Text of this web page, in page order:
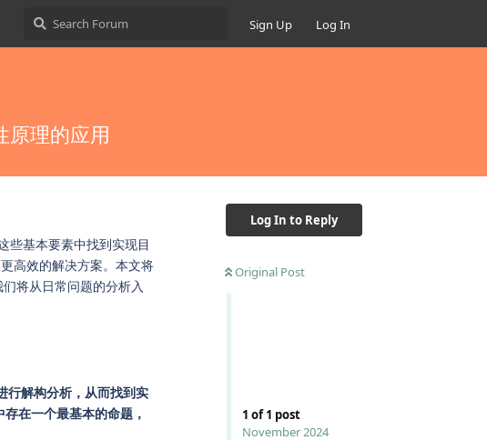
Sign Up Log In
理的应用
Log In to Reply
Original Post
1 of1 post
November 2024
些基本要素中找到实现目
高效的解决方案。本文将
将从日常问题的分析入
行解构分析，从而找到实
在一个最基本的命题，